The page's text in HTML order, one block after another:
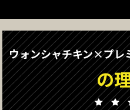
ウォンシャチキン×プレ
の